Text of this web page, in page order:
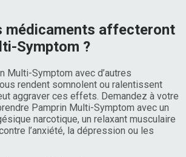
médicaments affecteront
Symptom ?
Multi-Symptom avec d’autres
rendent somnolent ou ralentissent
aggraver ces effets. Demandez à votre
Pamprin Multi-Symptom avec un
narcotique, un relaxant musculaire
l’anxiété, la dépression ou les